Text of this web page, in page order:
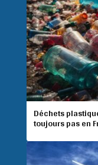
Déchets
toujours pas en